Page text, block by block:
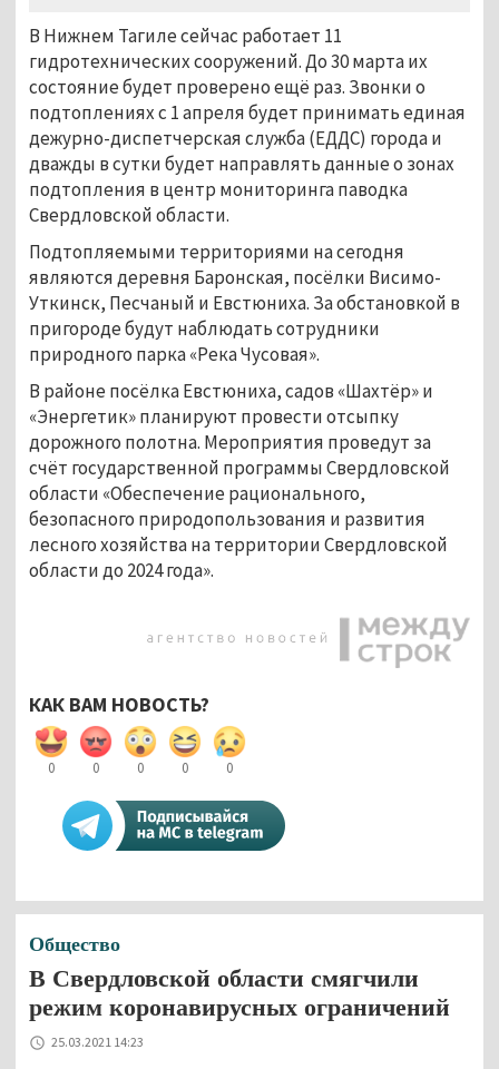
В Нижнем Тагиле сейчас работает 11
гидротехнических сооружений. До 30 марта их
состояние будет проверено ещё раз. Звонки о
подтоплениях с 1 апреля будет принимать единая
дежурно-диспетчерская служба (ЕДДС) города и
дважды в сутки будет направлять данные о зонах
подтопления в центр мониторинга паводка
Свердловской области.
Подтопляемыми территориями на сегодня
являются деревня Баронская, посёлки Висимо-
Уткинск, Песчаный и Евстюниха. За обстановкой в
пригороде будут наблюдать сотрудники
природного парка «Река Чусовая».
В районе посёлка Евстюниха, садов «Шахтёр» и
«Энергетик» планируют провести отсыпку
дорожного полотна. Мероприятия проведут за
счёт государственной программы Свердловской
области «Обеспечение рационального,
безопасного природопользования и развития
лесного хозяйства на территории Свердловской
области до 2024 года».
КАК ВАМ НОВОСТЬ?
0 0 0 0 0
Общество
В Свердловской области смягчили
режим коронавирусных ограничений
25.03.2021 14:23